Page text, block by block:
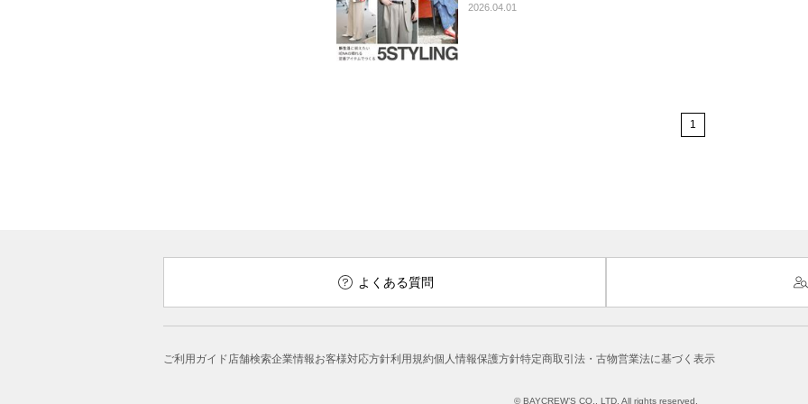
2026.04.01
1
よくある質問
ご利用ガイド店舗検索企業情報お客様対応方針利用規約個人情報保護方針特定商取引法・古物営業法に基づく表示
© BAYCREW’S CO., LTD. All rights reserved.